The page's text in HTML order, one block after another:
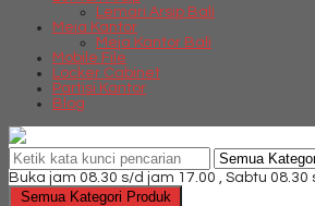
Lemari Arsip Bali
Meja Kantor
Meja Kantor Bali
Mobile File
Locker Cabinet
Partisi Kantor
Blog
Buka jam 08.30 s/d jam 17.00 , Sabtu
Semua Kategori Produk